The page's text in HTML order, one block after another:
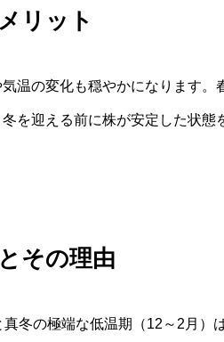
リット
温の変化も穏やかになります
を迎える前に株が安定した状
その理由
冬の極端な低温期（12～2月）